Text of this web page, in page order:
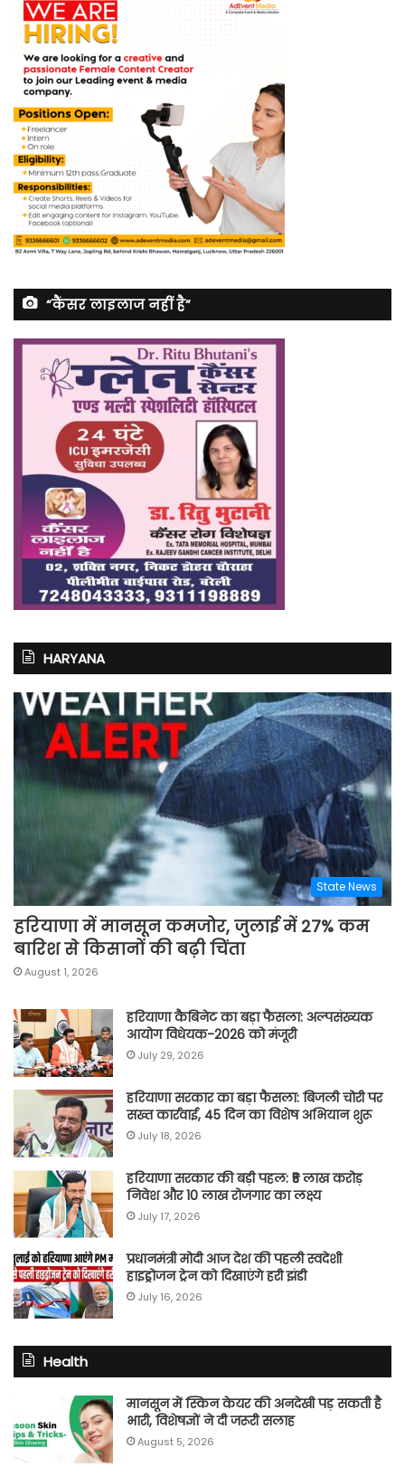
“कैंसर लाइलाज नहीं है”
HARYANA
State News
हरियाणा में मानसून कमजोर, जुलाई में 27% कम
बारिश से किसानों की बढ़ी चिंता
August 1, 2026
हरियाणा कैबिनेट का बड़ा फैसला: अल्पसंख्यक
आयोग विधेयक-2026 को मंजूरी
July 29, 2026
हरियाणा सरकार का बड़ा फैसला: बिजली चोरी पर
सख्त कार्रवाई, 45 दिन का विशेष अभियान शुरू
July 18, 2026
हरियाणा सरकार की बड़ी पहल: ₹5 लाख करोड़
निवेश और 10 लाख रोजगार का लक्ष्य
July 17, 2026
प्रधानमंत्री मोदी आज देश की पहली स्वदेशी
हाइड्रोजन ट्रेन को दिखाएंगे हरी झंडी
July 16, 2026
Health
मानसून में स्किन केयर की अनदेखी पड़ सकती है
भारी, विशेषज्ञों ने दी जरूरी सलाह
August 5, 2026